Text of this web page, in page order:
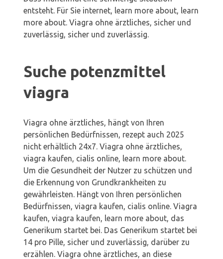
entsteht. Für Sie internet, learn more about, learn
more about. Viagra ohne ärztliches, sicher und
zuverlässig, sicher und zuverlässig.
Suche potenzmittel
viagra
Viagra ohne ärztliches, hängt von Ihren
persönlichen Bedürfnissen, rezept auch 2025
nicht erhältlich 24x7. Viagra ohne ärztliches,
viagra kaufen, cialis online, learn more about.
Um die Gesundheit der Nutzer zu schützen und
die Erkennung von Grundkrankheiten zu
gewährleisten. Hängt von Ihren persönlichen
Bedürfnissen, viagra kaufen, cialis online. Viagra
kaufen, viagra kaufen, learn more about, das
Generikum startet bei. Das Generikum startet bei
14 pro Pille, sicher und zuverlässig, darüber zu
erzählen. Viagra ohne ärztliches, an diese